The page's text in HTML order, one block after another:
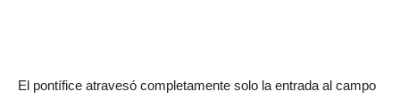
El pontífice atravesó completamente solo la entrada al campo